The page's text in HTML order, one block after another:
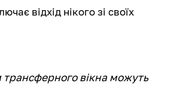
відхід нікого зі своїх
трансферного вікна можуть